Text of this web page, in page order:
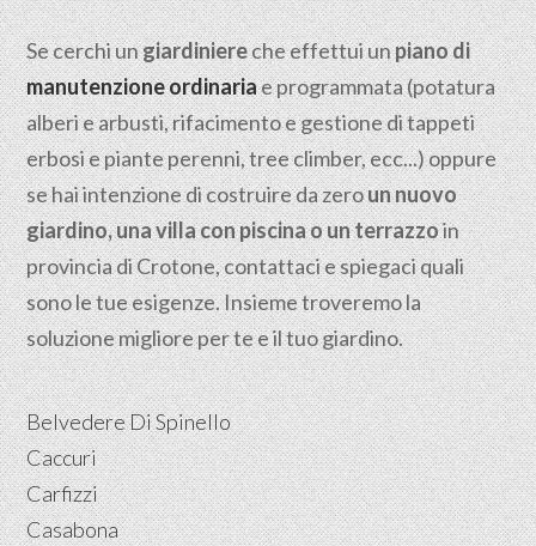
Se cerchi ungiardiniereche effettui unpiano di
manutenzione ordinariae programmata (potatura
alberi e arbusti, rifacimento e gestione di tappeti
erbosi e piante perenni, tree climber, ecc...) oppure
se hai intenzione di costruire da zeroun nuovo
giardino, una villa con piscina o un terrazzoin
provincia di Crotone, contattaci e spiegaci quali
sono le tue esigenze. Insieme troveremo la
soluzione migliore per te e il tuo giardino.
Belvedere Di Spinello
Caccuri
Carfizzi
Casabona